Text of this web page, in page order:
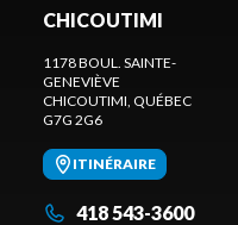
CHICOUTIMI
1178 BOUL. SAINTE-
GENEVIÈVE
CHICOUTIMI , QUÉBEC
G7G 2G6
ITINÉRAIRE
418 543-3600